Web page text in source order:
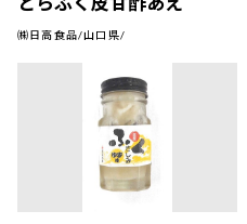
㈱日高食品/山口県/